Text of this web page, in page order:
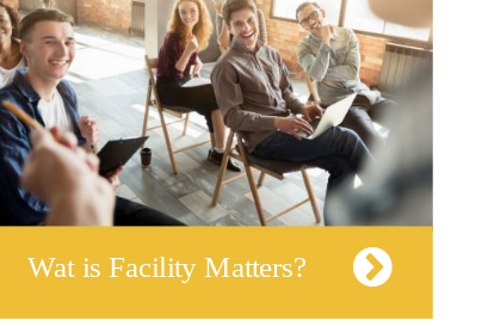
Wat is Facility Matters?